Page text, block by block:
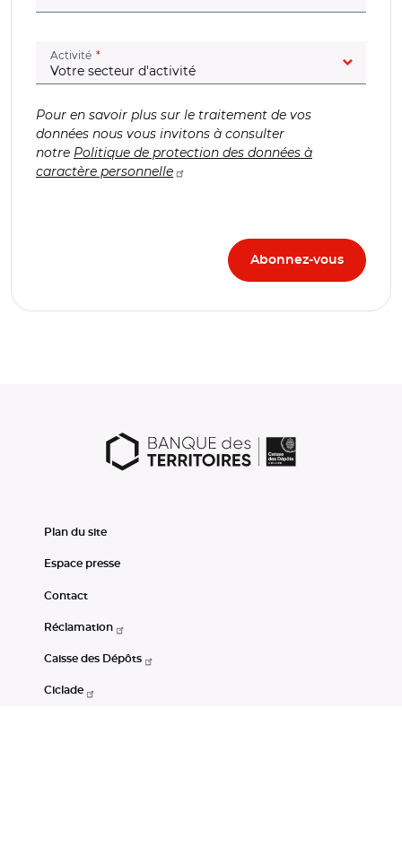
Activité (champ obligatoire)
Pour en savoir plus sur le traitement de vos
données nous vous invitons à consulter
notre Politique de protection des données à
caractère personnelle
Plan du site
Espace presse
Contact
Réclamation
Caisse des Dépôts
Ciclade